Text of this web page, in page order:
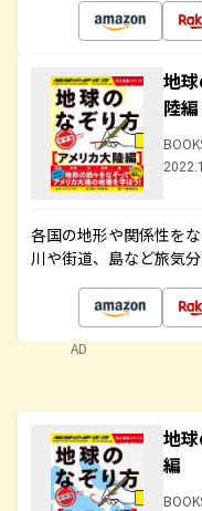
地
陸編
各国の地形や関係性を
川や街道、島など旅気
AD
地
編